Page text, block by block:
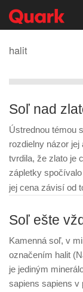
halit
Soľ nad
Ústrednou témou
rozdielny názor
tvrdila, že zlato je
zápletky
jej cena závisí od
Soľ ešte
Kamenná soľ, v
označením halit
je jediným
sapiens sapiens v